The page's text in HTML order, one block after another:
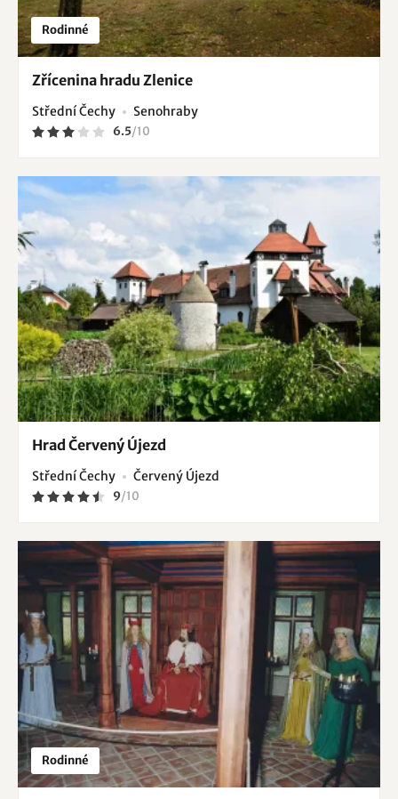
Rodinné
Zřícenina hradu Zlenice
Střední Čechy Senohraby
6.5/10
Hrad Červený Újezd
Střední Čechy Červený Újezd
9/10
Rodinné